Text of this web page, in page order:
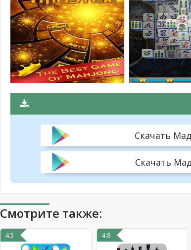
Скачать
Скачать
Смотрите также:
4.5 4.8